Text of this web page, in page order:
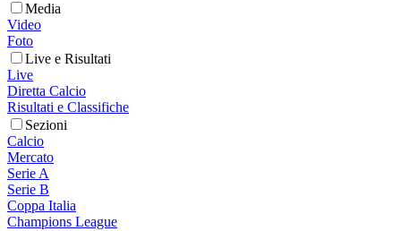
Media
Video
Foto
Live e Risultati
Live
Diretta Calcio
Risultati e Classifiche
Sezioni
Calcio
Mercato
Serie A
Serie B
Coppa Italia
Champions League